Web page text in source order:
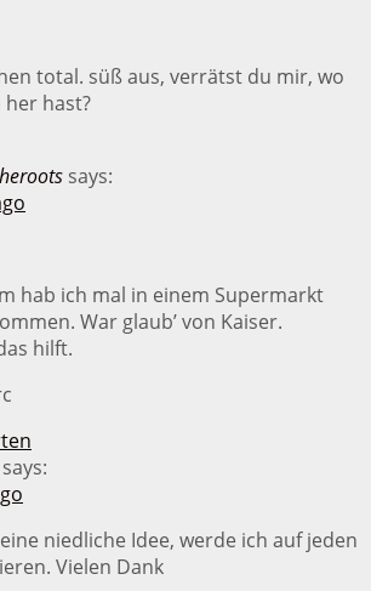
total. süß aus, verrätst du mir, wo
her hast?
says:
hab ich mal in einem Supermarkt
War glaub’ von Kaiser.
hilft.
says:
niedliche Idee, werde ich auf jeden
Vielen Dank